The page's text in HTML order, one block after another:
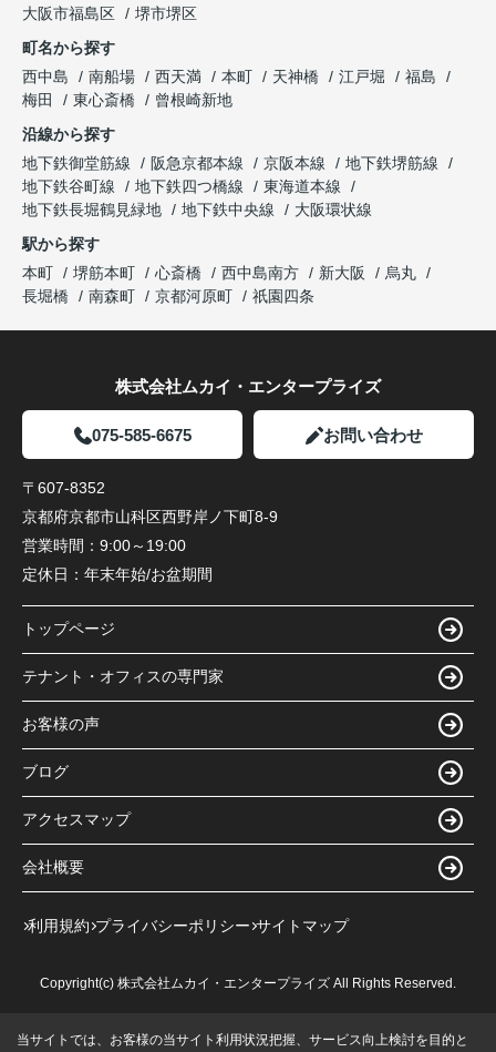
大阪市福島区
堺市堺区
町名から探す
西中島
南船場 西天満 本町 天神橋 江戸堀
福島
梅田
東心斎橋
曾根崎新地
沿線から探す
地下鉄御堂筋線
阪急京都本線 京阪本線
地下鉄堺筋線
地下鉄谷町線
地下鉄四つ橋線
東海道本線
地下鉄長堀鶴見緑地
地下鉄中央線
大阪環状線
駅から探す
本町
堺筋本町 心斎橋 西中島南方 新大阪
烏丸
長堀橋
南森町 京都河原町 祇園四条
株式会社ムカイ・エンタープライズ
075-585-6675 お問い合わせ
〒607-8352
京都府京都市山科区西野岸ノ下町8-9
営業時間： 9:00～19:00
定休日： 年末年始/お盆期間
トップページ
テナント・オフィスの専門家
お客様の声
ブログ
アクセスマップ
会社概要
利用規約 プライバシーポリシー サイトマップ
Copyright(c) 株式会社ムカイ・エンタープライズ All Rights Reserved.
当サイトでは、お客様の当サイト利用状況把握、サービス向上検討を目的と